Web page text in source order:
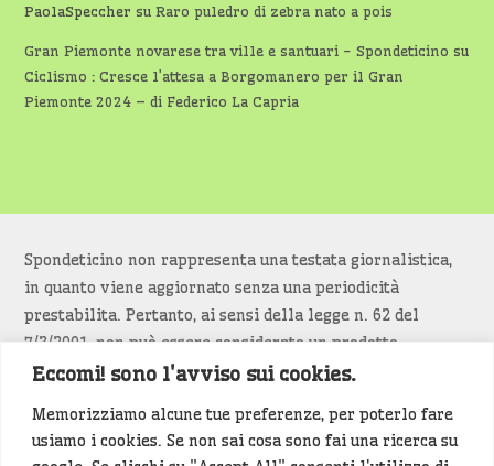
Eccomi! sono l'avviso sui cookies.
Memorizziamo alcune tue preferenze, per poterlo fare
usiamo i cookies. Se non sai cosa sono fai una ricerca su
PaolaSpeccher suRaro puledro di zebra nato a pois
Gran Piemonte novarese tra ville e santuari - Spondeticino su
Ciclismo : Cresce l’attesa a Borgomanero per il Gran
Piemonte 2024 – di Federico La Capria
Spondeticino non rappresenta una testata giornalistica,
in quanto viene aggiornato senza una periodicità
prestabilita. Pertanto, ai sensi della legge n. 62 del
7/3/2001, non può essere considerato un prodotto
editoriale.
Siamo attenti a non violare copyright e diritti
d’immagine. Se un contenuto è di tua proprietà e vuoi